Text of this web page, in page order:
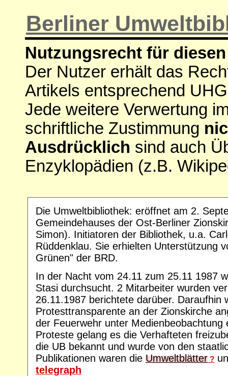
Berliner
Nutzungsrecht für
Der Nutzer erhält das
Artikels entsprechend
Jede weitere Verwertung
schriftliche Zustimmung
Ausdrücklich sind auch
Enzyklopädien (z.B.
Die Umweltbibliothek: eröffnet am 2.
Gemeindehauses der Ost-Berliner
Simon). Initiatoren der Bibliothek, u.a.
Rüddenklau. Sie erhielten Unterstützung
Grünen" der BRD.
In der Nacht vom 24.11 zum 25.11 1987
Stasi durchsucht. 2 Mitarbeiter wurden
26.11.1987 berichtete darüber. Daraufhin
Protesttransparente an der Zionskirche
der Feuerwehr unter Medienbeobachtung
Proteste gelang es die Verhafteten
die UB bekannt und wurde von den
Publikationen waren die Umweltblätter ?
telegraph